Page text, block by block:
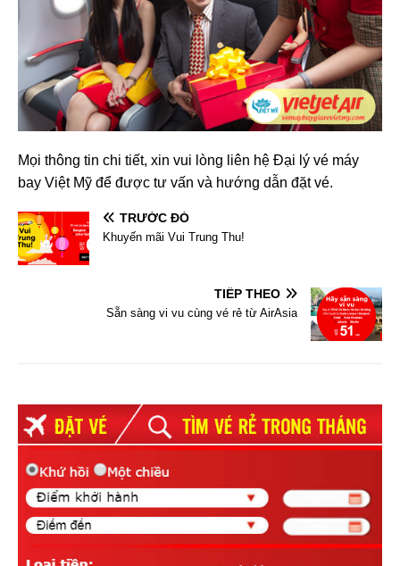
Mọi thông tin chi tiết, xin vui lòng liên hệ Đại lý vé máy
bay Việt Mỹ để được tư vấn và hướng dẫn đặt vé.
TRƯỚC ĐÓ
Khuyến mãi Vui Trung Thu!
TIẾP THEO
Sẵn sàng vi vu cùng vé rẻ từ AirAsia